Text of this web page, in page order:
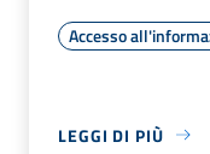
Accesso
LEGGI DI PIÙ